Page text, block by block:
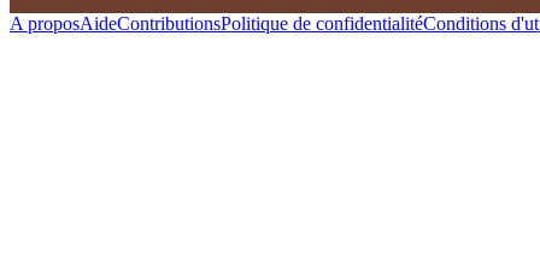
A proposAideContributionsPolitique de confidentialitéConditions